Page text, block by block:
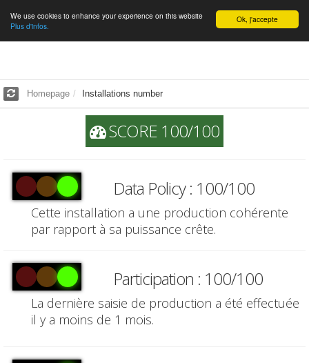
English Ok, j'accepte
We use cookies to enhance your experience on this website
Plus d'infos.
Homepage Installations number
SCORE 100/100
Data Policy : 100/100
Cette installation a une production cohérente
par rapport à sa puissance crête.
Participation : 100/100
La dernière saisie de production a été effectuée
il y a moins de 1 mois.